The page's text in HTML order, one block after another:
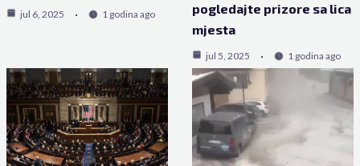
jul 6, 2025 1 godina ago
pogledajte prizore sa lica
mjesta
jul 5, 2025 1 godina ago